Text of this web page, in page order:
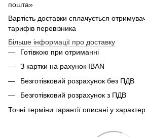
пошта»
Вартість доставки сплачується
тарифів перевізника
Більше інформації про доставку
Готівкою при отриманні
З картки на рахунок IBAN
Безготівковий розрахунок без ПДВ
Безготівковий розрахунок з ПДВ
Точні терміни гарантії описані у